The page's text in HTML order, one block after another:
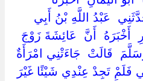
‏عَبْدُ اللَّهِ بْنُ أَبِي
‏أَخْبَرَهُ ‏ ‏أَنَّ ‏ ‏عَائِشَةَ زَوْجَ
‏قَالَتْ ‏ ‏جَاءَتْنِي امْرَأَةٌ
فَلَمْ تَجِدْ عِنْدِي شَيْئًا غَيْرَ